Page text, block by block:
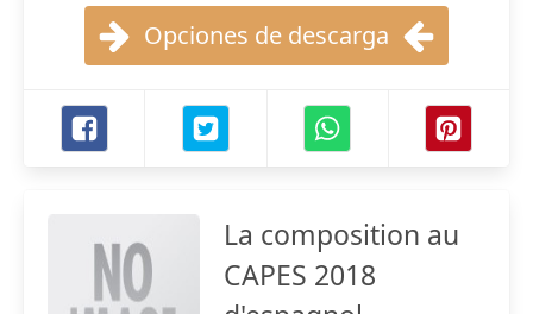
Opciones de descarga
La composition au
CAPES 2018